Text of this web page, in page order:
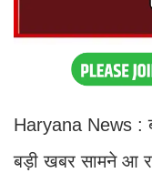
Haryana News :
बड़ी खबर सामने आ